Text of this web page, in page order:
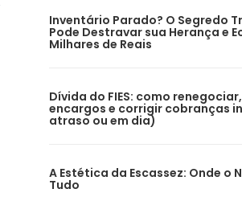
Inventário Parado? O Segredo
Pode Destravar sua Herança e
Milhares de Reais
Dívida do FIES: como
encargos e corrigir cobranças
atraso ou em dia)
A Estética da Escassez: Onde o
Tudo